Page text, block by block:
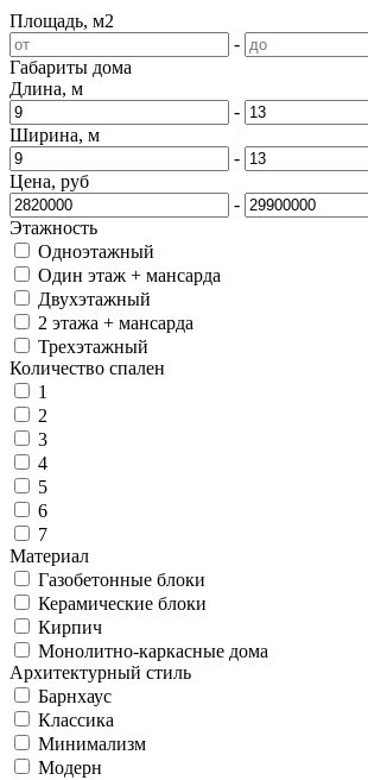
Площадь, м2
-
Габариты дома
Длина, м
-
Ширина, м
-
Цена, руб
-
Этажность
Одноэтажный
Один этаж + мансарда
Двухэтажный
2 этажа + мансарда
Трехэтажный
Количество спален
1
2
3
4
5
6
7
Материал
Газобетонные блоки
Керамические блоки
Кирпич
Монолитно-каркасные дома
Архитектурный стиль
Барнхаус
Классика
Минимализм
Модерн